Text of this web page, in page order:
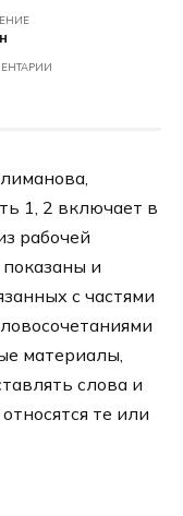
1, 2 включает в
рабочей
и
с частями
материалы,
слова и
те или